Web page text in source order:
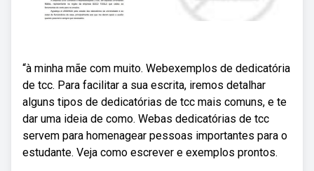
“à minha mãe com muito. Webexemplos de dedicatória
de tcc. Para facilitar a sua escrita, iremos detalhar
alguns tipos de dedicatórias de tcc mais comuns, e te
dar uma ideia de como. Webas dedicatórias de tcc
servem para homenagear pessoas importantes para o
estudante. Veja como escrever e exemplos prontos.